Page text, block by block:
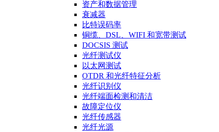
资产和数据管理
衰减器
比特误码率
铜缆、DSL、WIFI 和宽带测试
DOCSIS 测试
光纤测试仪
以太网测试
OTDR 和光纤特征分析
光纤识别仪
光纤端面检测和清洁
故障定位仪
光纤传感器
光纤光源